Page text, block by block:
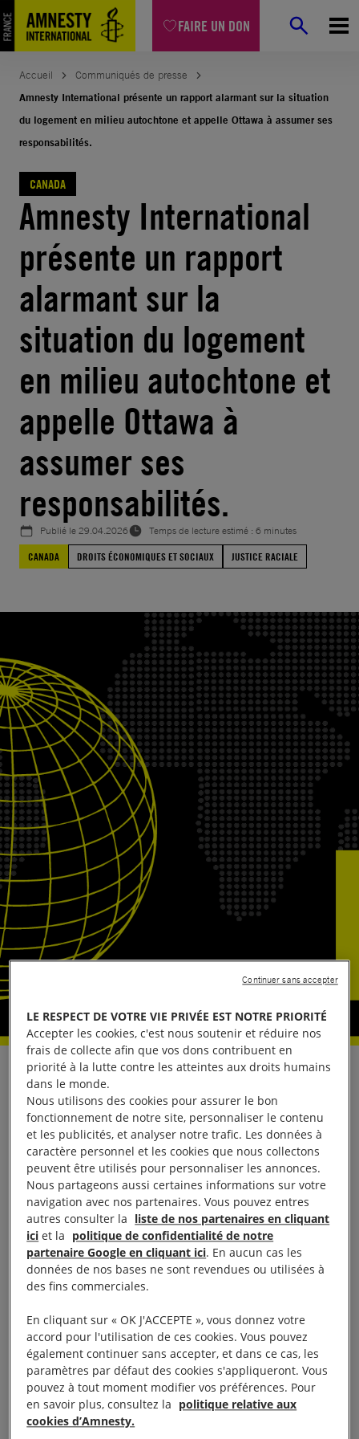
FAIRE UN DON
Aller
au
contenu
Accueil
Communiqués de presse
Amnesty International présente un rapport alarmant sur la situation
du logement en milieu autochtone et appelle Ottawa à assumer ses
responsabilités.
CANADA
Amnesty International
présente un rapport
alarmant sur la
situation du logement
en milieu autochtone et
appelle Ottawa à
assumer ses
responsabilités.
Publié le29.04.2026
Temps de lecture estimé : 6 minutes
CANADA
DROITS ÉCONOMIQUES ET SOCIAUX JUSTICE RACIALE
Montréal, le 29 avril 2026- Amnistie internationale
dévoile aujourd’hui les résultats de deux ans de
recherche sur la situation du logement en milieu
autochtone. Le rapport intituléCrise du logement en
milieu autochtone au Canada : iniquité et
discrimination. L’exemple de Manawan, fait état
d’une crise du logement alarmante, qui exige une
réponse immédiate.
Selon les résultats de cette recherche, Amnistie
convenable n’est ni respecté ni mis en œuvre.
« Les histoires de vie des personnes qui habitent à
Manawan montrent que les standards de logement
convenable ne sont pas atteints. En outre, les droits
à l’éducation, à la santé, à la vie privée, à la sécurité
LE RESPECT DE VOTRE VIE PRIVÉE EST NOTRE PRIORITÉ
Accepter les cookies, c'est nous soutenir et réduire nos
frais de collecte afin que vos dons contribuent en
priorité à la lutte contre les atteintes aux droits humains
dans le monde.
Nous utilisons des cookies pour assurer le bon
fonctionnement de notre site, personnaliser le contenu
et les publicités, et analyser notre trafic. Les données à
caractère personnel et les cookies que nous collectons
peuvent être utilisés pour personnaliser les annonces.
Nous partageons aussi certaines informations sur votre
navigation avec nos partenaires. Vous pouvez entres
autres consulter la liste de nos partenaires en cliquant
ici et la politique de confidentialité de notre
partenaire Google en cliquant ici. En aucun cas les
données de nos bases ne sont revendues ou utilisées à
des fins commerciales.
En cliquant sur « OK J'ACCEPTE », vous donnez votre
accord pour l'utilisation de ces cookies. Vous pouvez
également continuer sans accepter, et dans ce cas, les
paramètres par défaut des cookies s'appliqueront. Vous
pouvez à tout moment modifier vos préférences. Pour
en savoir plus, consultez la politique relative aux
cookies d’Amnesty.
Continuer sans accepter